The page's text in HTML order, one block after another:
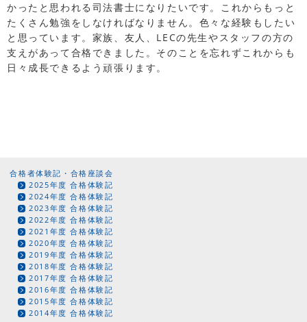
かったと思われる司法書士になりたいです。これからもっと
たくさん勉強をしなければなりません。色々な経験もしたい
と思っています。家族、友人、LECの先生やスタッフの方の
支えがあって合格できました。そのことを忘れずこれからも
日々成長できるよう頑張ります。
合格者体験記・合格座談会
2025年度 合格体験記
2024年度 合格体験記
2023年度 合格体験記
2022年度 合格体験記
2021年度 合格体験記
2020年度 合格体験記
2019年度 合格体験記
2018年度 合格体験記
2017年度 合格体験記
2016年度 合格体験記
2015年度 合格体験記
2014年度 合格体験記